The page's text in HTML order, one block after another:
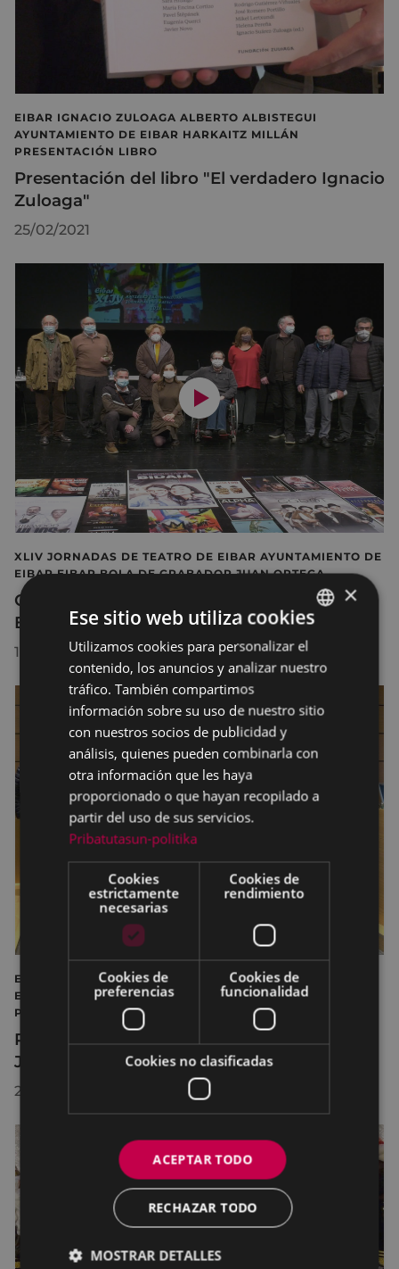
EIBAR IGNACIO ZULOAGA ALBERTO ALBISTEGUI
AYUNTAMIENTO DE EIBAR HARKAITZ MILLÁN
PRESENTACIÓN LIBRO
Presentación del libro "El verdadero Ignacio
Zuloaga"
25/02/2021
XLIV JORNADAS DE TEATRO DE EIBAR AYUNTAMIENTO DE
EIBAR EIBAR BOLA DE GRABADOR JUAN ORTEGA
Charla apertura XLIV Jornadas de teatro de
Eibar
11/02/2021
EIBAR MARI JOSE TELLERIA TEATRO AYUNTAMIENTO DE
EIBAR MIGUEL DE LOS TOYOS ANDONI ITURBE
PRESENTACIÓN 44 JORNADAS DE TEATRO CULTURA
Presentación de la 44º edición de las
Jornadas de Teatro de Eibar
28/01/2021
BASQUE
SPANISH
×
Ese sitio web utiliza cookies
Utilizamos cookies para personalizar el
contenido, los anuncios y analizar nuestro
tráfico. También compartimos
información sobre su uso de nuestro sitio
con nuestros socios de publicidad y
análisis, quienes pueden combinarla con
otra información que les haya
proporcionado o que hayan recopilado a
partir del uso de sus servicios.
Pribatutasun-politika
Cookies
estrictamente
necesarias
Cookies de
rendimiento
Cookies de
preferencias
Cookies de
funcionalidad
Cookies no clasificadas
ACEPTAR TODO
RECHAZAR TODO
MOSTRAR DETALLES